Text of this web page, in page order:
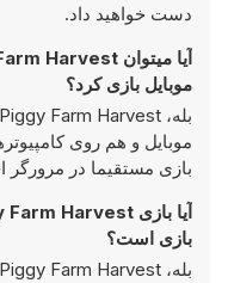
دست خواهید داد.
موبایل بازی کرد؟
موبایل و هم روی
بازی مستقیما در مرورگر
بازی است؟